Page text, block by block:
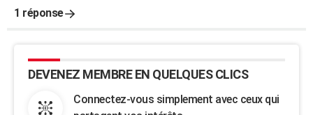
1 réponse
DEVENEZ MEMBRE EN QUELQUES CLICS
Connectez-vous simplement avec ceux qui